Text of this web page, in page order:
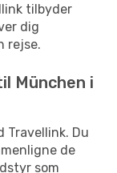
tilbyder
dig
rejse.
München i
Travellink. Du
de
som